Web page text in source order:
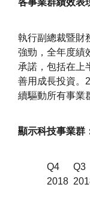
各事業群績效表
執行副總裁暨財
強勁，全年度績
承諾，包括在上
善用成長投資。
續驅動所有事業
顯示科技事業群
Q4
2018
Q3